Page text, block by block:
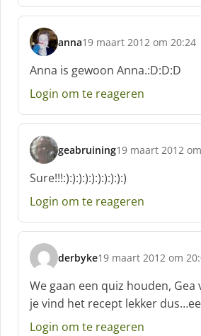
e
f
:
anna
s
c
h
r
e
f
:
19 maart 2012 om 20:24
Anna is gewoon Anna.:D:D:D
Login om te reageren
geabruining
s
c
h
r
e
f
:
19 maart 2012
Sure!!!:):):):):):):):):):)
Login om te reageren
derbyke
s
c
h
r
e
19 maart 2012 om
We gaan een quiz houden,
je vind het recept lekker
Login om te reageren